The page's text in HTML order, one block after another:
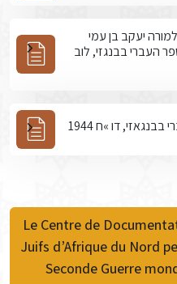
יעקב בן עמי
העברי בבנגזי, לוב
דו »ח 1944
Le Centre de
Juifs d’Afrique du Nord
Seconde Guerre